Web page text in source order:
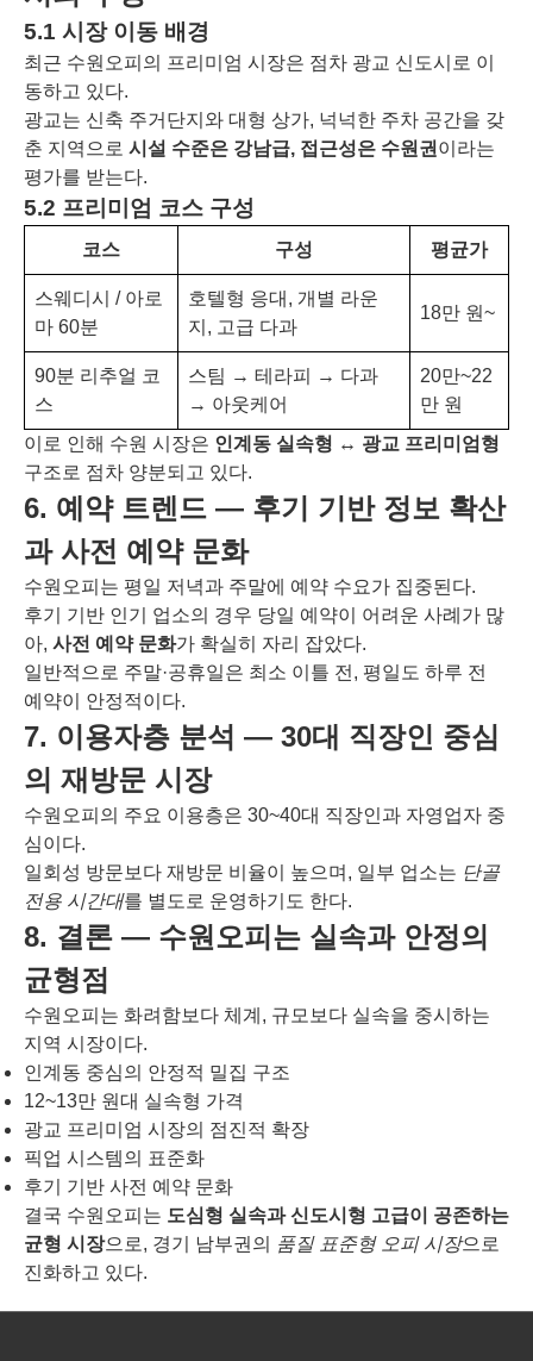
5.1 시장 이동 배경
최근 수원오피의 프리미엄 시장은 점차 광교 신도시로 이
동하고 있다.
광교는 신축 주거단지와 대형 상가, 넉넉한 주차 공간을 갖
춘 지역으로 시설 수준은 강남급, 접근성은 수원권 이라는
평가를 받는다.
5.2 프리미엄 코스 구성
코스 구성 평균가
스웨디시 / 아로
마 60분
호텔형 응대, 개별 라운
지, 고급 다과
18만 원~
90분 리추얼 코
스
스팀 → 테라피 → 다과
→ 아웃케어
20만~22
만 원
이로 인해 수원 시장은 인계동 실속형 ↔ 광교 프리미엄형
구조로 점차 양분되고 있다.
6. 예약 트렌드 ― 후기 기반 정보 확산
과 사전 예약 문화
수원오피는 평일 저녁과 주말에 예약 수요가 집중된다.
후기 기반 인기 업소의 경우 당일 예약이 어려운 사례가 많
아, 사전 예약 문화가 확실히 자리 잡았다.
일반적으로 주말·공휴일은 최소 이틀 전, 평일도 하루 전
예약이 안정적이다.
7. 이용자층 분석 ― 30대 직장인 중심
의 재방문 시장
수원오피의 주요 이용층은 30~40대 직장인과 자영업자 중
심이다.
일회성 방문보다 재방문 비율이 높으며, 일부 업소는 단골
전용 시간대를 별도로 운영하기도 한다.
8. 결론 ― 수원오피는 실속과 안정의
균형점
수원오피는 화려함보다 체계, 규모보다 실속을 중시하는
지역 시장이다.
인계동 중심의 안정적 밀집 구조
12~13만 원대 실속형 가격
광교 프리미엄 시장의 점진적 확장
픽업 시스템의 표준화
후기 기반 사전 예약 문화
결국 수원오피는 도심형 실속과 신도시형 고급이 공존하는
균형 시장으로, 경기 남부권의 품질 표준형 오피 시장으로
진화하고 있다.